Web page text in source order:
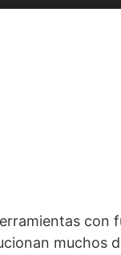
con
muchos